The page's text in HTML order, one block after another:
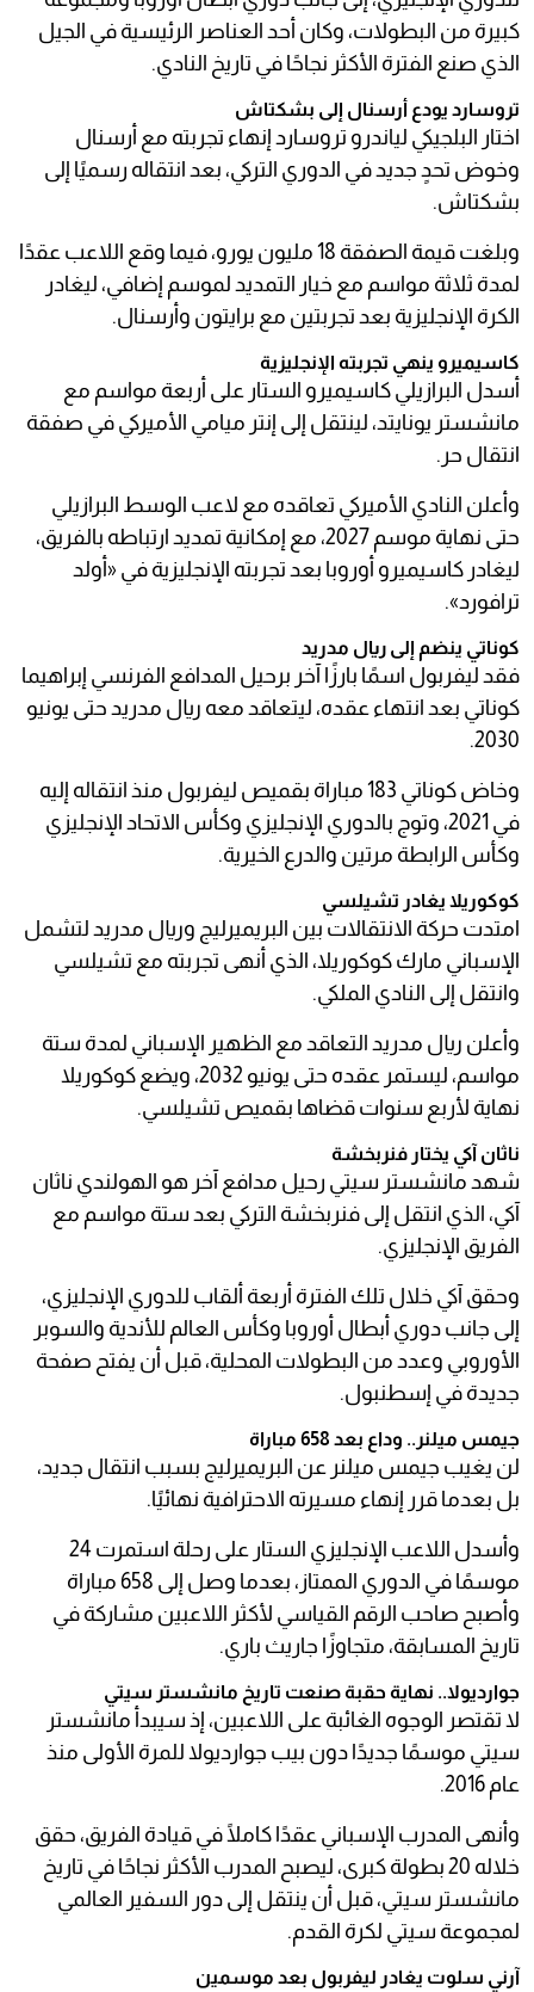
كبيرة من البطولات، وكان أحد العناصر الرئيسية في الجيل
الذي صنع الفترة الأكثر نجاحًا في تاريخ النادي.
تروسارد يودع أرسنال إلى بشكتاش
اختار البلجيكي لياندرو تروسارد إنهاء تجربته مع أرسنال
وخوض تحدٍ جديد في الدوري التركي، بعد انتقاله رسميًا إلى
بشكتاش.
وبلغت قيمة الصفقة 18 مليون يورو، فيما وقع اللاعب عقدًا
لمدة ثلاثة مواسم مع خيار التمديد لموسم إضافي، ليغادر
الكرة الإنجليزية بعد تجربتين مع برايتون وأرسنال.
كاسيميرو ينهي تجربته الإنجليزية
أسدل البرازيلي كاسيميرو الستار على أربعة مواسم مع
مانشستر يونايتد، لينتقل إلى إنتر ميامي الأميركي في صفقة
انتقال حر.
وأعلن النادي الأميركي تعاقده مع لاعب الوسط البرازيلي
حتى نهاية موسم 2027، مع إمكانية تمديد ارتباطه بالفريق،
ليغادر كاسيميرو أوروبا بعد تجربته الإنجليزية في «أولد
ترافورد».
كوناتي ينضم إلى ريال مدريد
فقد ليفربول اسمًا بارزًا آخر برحيل المدافع الفرنسي إبراهيما
كوناتي بعد انتهاء عقده، ليتعاقد معه ريال مدريد حتى يونيو
2030.
وخاض كوناتي 183 مباراة بقميص ليفربول منذ انتقاله إليه
في 2021، وتوج بالدوري الإنجليزي وكأس الاتحاد الإنجليزي
وكأس الرابطة مرتين والدرع الخيرية.
كوكوريلا يغادر تشيلسي
امتدت حركة الانتقالات بين البريميرليج وريال مدريد لتشمل
الإسباني مارك كوكوريلا، الذي أنهى تجربته مع تشيلسي
وانتقل إلى النادي الملكي.
وأعلن ريال مدريد التعاقد مع الظهير الإسباني لمدة ستة
مواسم، ليستمر عقده حتى يونيو 2032، ويضع كوكوريلا
نهاية لأربع سنوات قضاها بقميص تشيلسي.
ناثان آكي يختار فنربخشة
شهد مانشستر سيتي رحيل مدافع آخر هو الهولندي ناثان
آكي، الذي انتقل إلى فنربخشة التركي بعد ستة مواسم مع
الفريق الإنجليزي.
وحقق آكي خلال تلك الفترة أربعة ألقاب للدوري الإنجليزي،
إلى جانب دوري أبطال أوروبا وكأس العالم للأندية والسوبر
الأوروبي وعدد من البطولات المحلية، قبل أن يفتح صفحة
جديدة في إسطنبول.
جيمس ميلنر.. وداع بعد 658 مباراة
لن يغيب جيمس ميلنر عن البريميرليج بسبب انتقال جديد،
بل بعدما قرر إنهاء مسيرته الاحترافية نهائيًا.
وأسدل اللاعب الإنجليزي الستار على رحلة استمرت 24
موسمًا في الدوري الممتاز، بعدما وصل إلى 658 مباراة
وأصبح صاحب الرقم القياسي لأكثر اللاعبين مشاركة في
تاريخ المسابقة، متجاوزًا جاريث باري.
جوارديولا.. نهاية حقبة صنعت تاريخ مانشستر سيتي
لا تقتصر الوجوه الغائبة على اللاعبين، إذ سيبدأ مانشستر
سيتي موسمًا جديدًا دون بيب جوارديولا للمرة الأولى منذ
عام 2016.
وأنهى المدرب الإسباني عقدًا كاملًا في قيادة الفريق، حقق
خلاله 20 بطولة كبرى، ليصبح المدرب الأكثر نجاحًا في تاريخ
مانشستر سيتي، قبل أن ينتقل إلى دور السفير العالمي
لمجموعة سيتي لكرة القدم.
آرني سلوت يغادر ليفربول بعد موسمين